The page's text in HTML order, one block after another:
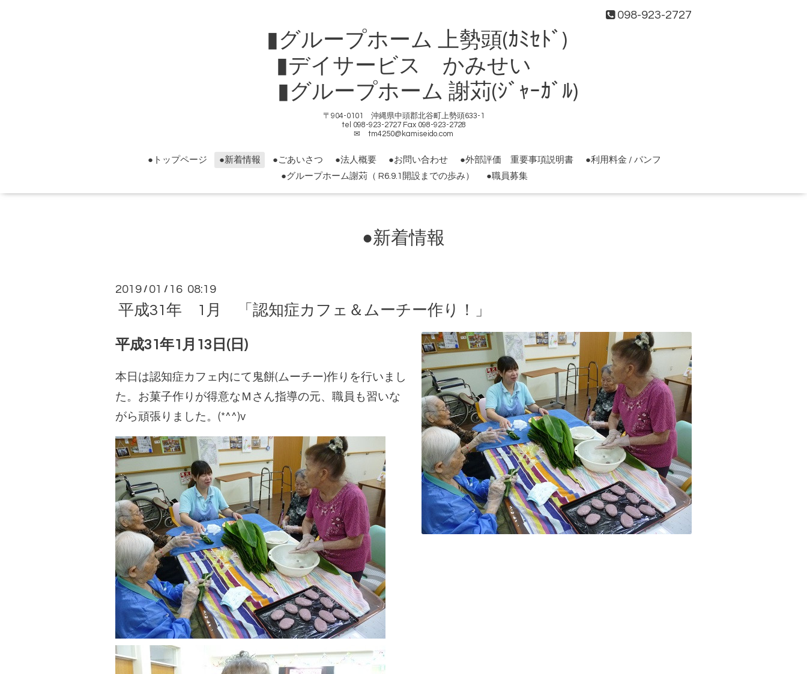
098-923-2727
▮グループホーム 上勢頭(ｶﾐｾﾄﾞ)
▮デイサービス かみせい
▮グループホーム 謝苅(ｼﾞｬｰｶﾞﾙ)
〒904-0101 沖縄県中頭郡北谷町上勢頭633-1
tel 098-923-2727 Fax 098-923-2728
✉ tm4250@kamiseido.com
●トップページ ●新着情報 ●ごあいさつ ●法人概要 ●お問い合わせ ●外部評価 重要事項説明書
●利用料金 / パンフ
●グループホーム謝苅（ R6.9.1開設までの歩み）
●職員募集
●新着情報
2019 / 01 / 16 08:19
平成31年 1月 「認知症カフェ＆ムーチー作り！」
平成31年1月13日(日)
本日は認知症カフェ内にて鬼餅(ムーチー)作りを行いまし
た。お菓子作りが得意なＭさん指導の元、職員も習いな
がら頑張りました。(*^^)v